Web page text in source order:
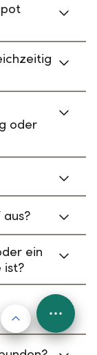
oder
ein
ist?
Nach oben
FAB
Menu